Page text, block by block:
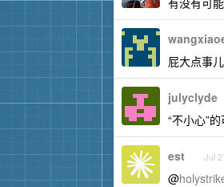
屁大点事
julyclyde
“不小心”
est Jul
@